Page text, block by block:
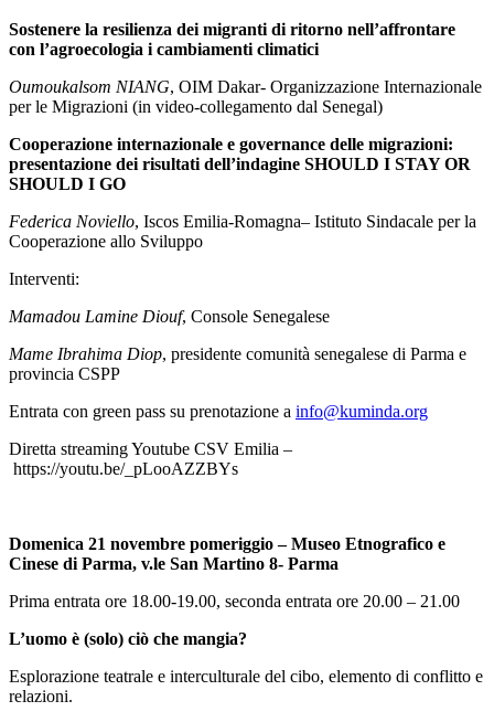
Sostenere la resilienza dei migranti di ritorno nell’affrontare
con l’agroecologia i cambiamenti climatici
Oumoukalsom NIANG, OIM Dakar- Organizzazione Internazionale
per le Migrazioni (in video-collegamento dal Senegal)
Cooperazione internazionale e governance delle migrazioni:
presentazione dei risultati dell’indagine SHOULD I STAY OR
SHOULD I GO
Federica Noviello, Iscos Emilia-Romagna– Istituto Sindacale per la
Cooperazione allo Sviluppo
Interventi:
Mamadou Lamine Diouf, Console Senegalese
Mame Ibrahima Diop, presidente comunità senegalese di Parma e
provincia CSPP
Entrata con green pass su prenotazione a info@kuminda.org
Diretta streaming Youtube CSV Emilia –
https://youtu.be/_pLooAZZBYs
Domenica 21 novembre pomeriggio – Museo Etnografico e
Cinese di Parma, v.le San Martino 8­- Parma
Prima entrata ore 18.00-19.00, seconda entrata ore 20.00 – 21.00
L’uomo è (solo) ciò che mangia?
Esplorazione teatrale e interculturale del cibo, elemento di conflitto e
relazioni.